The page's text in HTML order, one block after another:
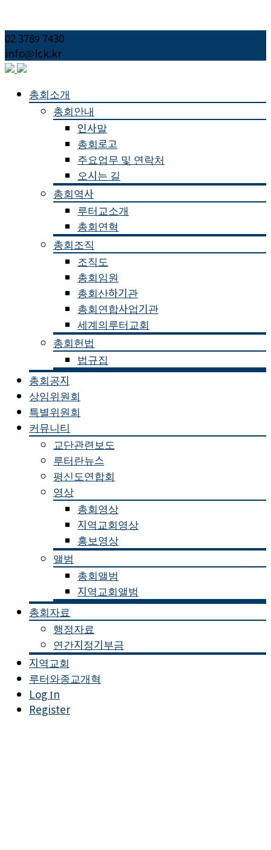
02 3789 7430
info@lck.kr
총회소개
총회안내
인사말
총회로고
주요업무 및 연락처
오시는 길
총회역사
루터교소개
총회연혁
총회조직
조직도
총회임원
총회산하기관
총회연합사업기관
세계의루터교회
총회헌법
법규집
총회공지
상임위원회
특별위원회
커뮤니티
교단관련보도
루터란뉴스
평신도연합회
영상
총회영상
지역교회영상
홍보영상
앨범
총회앨범
지역교회앨범
총회자료
행정자료
연간지정기부금
지역교회
루터와종교개혁
Log In
Register